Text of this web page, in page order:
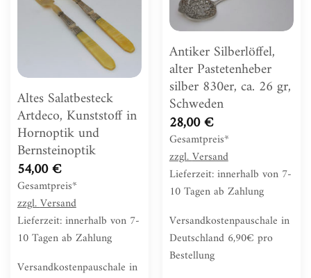
Zur
Wunschliste
hinzufügen
Altes Salatbesteck
Artdeco, Kunststoff in
Hornoptik und
Bernsteinoptik
54,00€
Gesamtpreis*
zzgl.Versand
Lieferzeit: innerhalb von 7-
10 Tagen ab Zahlung
Versandkostenpauschale in
Wunschliste
hinzufügen
Antiker Silberlöffel,
alter Pastetenheber
silber 830er, ca. 26 gr,
Schweden
28,00€
Gesamtpreis*
zzgl.Versand
Lieferzeit: innerhalb von 7-
10 Tagen ab Zahlung
Versandkostenpauschale in
Deutschland 6,90€ pro
Bestellung